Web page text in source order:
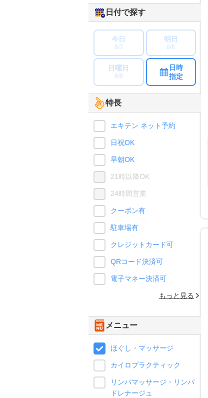
日付で探す
今日
8/7
明日
8/8
日曜日
8/9
日時
指定
特長
エキテン ネット予約
日祝OK
早朝OK
21時以降OK
24時間営業
クーポン有
駐車場有
クレジットカード可
QRコード決済可
電子マネー決済可
もっと見る
メニュー
ほぐし・マッサージ
カイロプラクティック
リンパマッサージ・リンパ
ドレナージュ